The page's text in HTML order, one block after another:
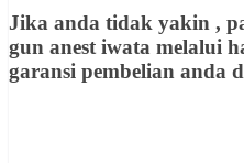
Jika anda tidak yakin ,
gun anest iwata melalui
garansi pembelian anda